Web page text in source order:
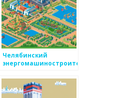
Челябинский
энергомашиностроительный